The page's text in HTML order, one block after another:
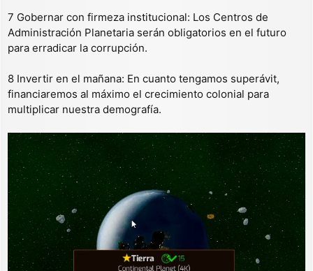
7 Gobernar con firmeza institucional: Los Centros de
Administración Planetaria serán obligatorios en el futuro
para erradicar la corrupción.
8 Invertir en el mañana: En cuanto tengamos superávit,
financiaremos al máximo el crecimiento colonial para
multiplicar nuestra demografía.